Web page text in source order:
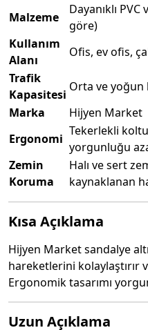
Malzeme
Dayanıklı
göre)
Kullanım
Alanı
Ofis, ev ofis,
Trafik
Kapasitesi
Orta ve yoğun
Marka
Hijyen Market
Ergonomi
Tekerlekli
yorgunluğu
Zemin
Koruma
Halı ve sert
kaynaklanan
Kısa Açıklama
Hijyen Market sandalye
hareketlerini kolaylaştırır
Ergonomik tasarımı
Uzun Açıklama